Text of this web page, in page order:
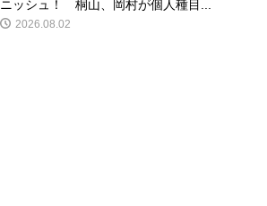
ニッシュ！ 桐山、岡村が個人種目...
2026.08.02